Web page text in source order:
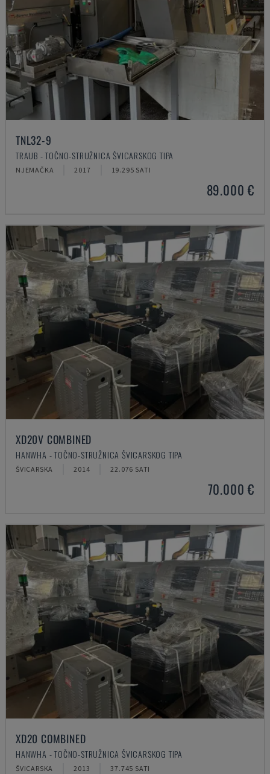
TNL32-9
TRAUB - TOČNO-STRUŽNICA ŠVICARSKOG TIPA
NJEMAČKA 2017 19.295 SATI
89.000 €
XD20V COMBINED
HANWHA - TOČNO-STRUŽNICA ŠVICARSKOG TIPA
ŠVICARSKA 2014 22.076 SATI
70.000 €
XD20 COMBINED
HANWHA - TOČNO-STRUŽNICA ŠVICARSKOG TIPA
ŠVICARSKA 2013 37.745 SATI